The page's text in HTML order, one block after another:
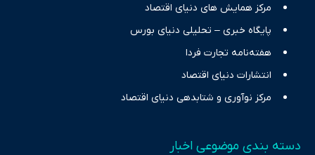
مرکز همایش های دنیای اقتصاد
پایگاه خبری – تحلیلی دنیای بورس
هفته‌نامه تجارت فردا
انتشارات دنیای اقتصاد
مرکز نوآوری و شتابدهی دنیای اقتصاد
دسته بندی موضوعی اخبار